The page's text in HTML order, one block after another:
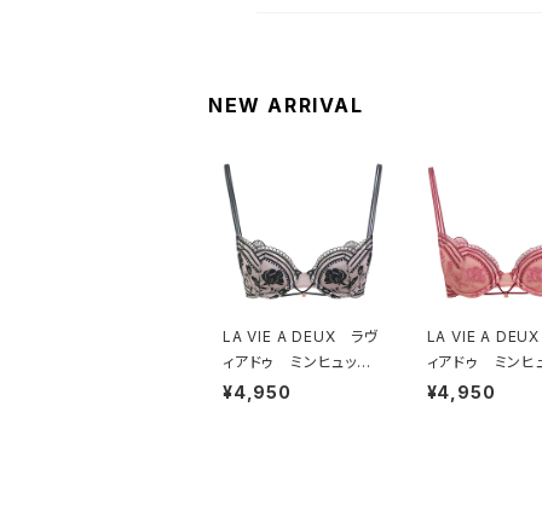
NEW ARRIVAL
LA VIE A DEUX ラヴ
ィアドゥ ミンヒュッ
ゲ ブラジャー（ブラッ
¥4,950
LA VIE A
ィアドゥ ミンヒ
ゲ ブラジャー（
¥4,950